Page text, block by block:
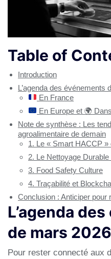
Table of
Introduction
L’agenda des événements
En France
En Europe et🌍
Note de synthèse : Les
agroalimentaire de demain
1. Le « Smart HACCP »
2. Le Nettoyage
3. Food Safety Culture
4. Traçabilité et
Conclusion : Anticiper pour
L’agenda
de mars 2026
Pour rester connecté aux